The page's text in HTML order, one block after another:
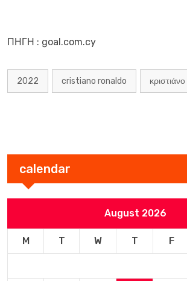
ΠΗΓΗ : goal.com.cy
2022 cristiano ronaldo κριστιάνο
calendar
August 2026
M T W T F